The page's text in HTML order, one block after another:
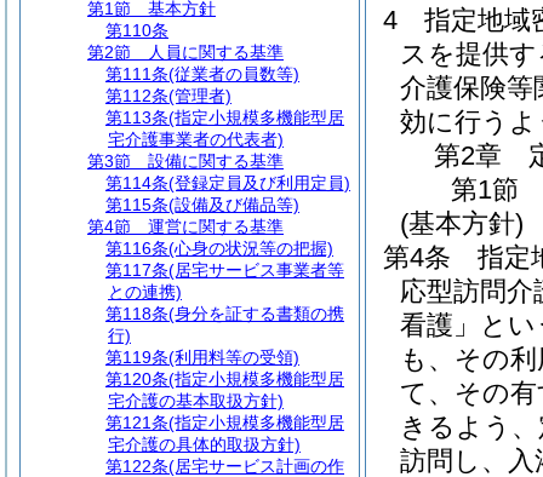
4
指定地域
スを提供
介護保険
効に行う
第2章
第1節
(基本方針)
第4条
指定
応型訪問介
看護」とい
も、その
て、その
きるよう
訪問し、入
第1節
基本方針
第110条
第2節
人員に関する基準
第111条(従業者の員数等)
第112条(管理者)
第113条(指定小規模多機能型居
宅介護事業者の代表者)
第3節
設備に関する基準
第114条(登録定員及び利用定員)
第115条(設備及び備品等)
第4節
運営に関する基準
第116条(心身の状況等の把握)
第117条(居宅サービス事業者等
との連携)
第118条(身分を証する書類の携
行)
第119条(利用料等の受領)
第120条(指定小規模多機能型居
宅介護の基本取扱方針)
第121条(指定小規模多機能型居
宅介護の具体的取扱方針)
第122条(居宅サービス計画の作